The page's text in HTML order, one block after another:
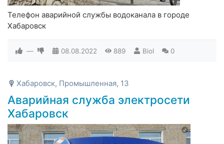
Телефон аварийной службы водоканала в городе
Хабаровск
— 08.08.2022 889 Biol 0
Хабаровск, Промышленная, 13
Аварийная служба электросети
Хабаровск